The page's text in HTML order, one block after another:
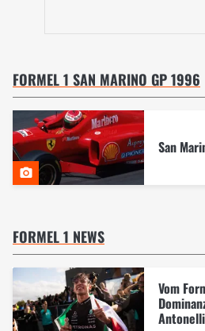
FORMEL 1 SAN MARINO GP 1996
San
FORMEL 1 NEWS
Vom